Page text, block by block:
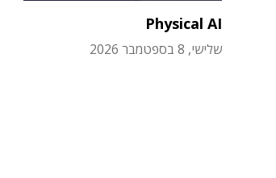
Physical AI
שלישי, 8 בספטמבר 2026